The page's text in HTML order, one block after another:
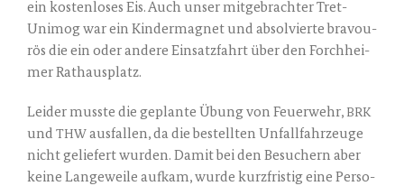
ein kos­ten­lo­ses Eis. Auch unser mit­ge­brach­ter Tret-
Uni­mog war ein Kin­der­ma­gnet und absol­vier­te bra­vou­
rös die ein oder ande­re Ein­satz­fahrt über den Forch­hei­
mer Rathausplatz.
Lei­der muss­te die geplan­te Übung von Feu­er­wehr, BRK
und THW aus­fal­len, da die bestell­ten Unfall­fahr­zeu­ge
nicht gelie­fert wur­den. Damit bei den Besu­chern aber
kei­ne Lan­ge­wei­le auf­kam, wur­de kurz­fris­tig eine Per­so­